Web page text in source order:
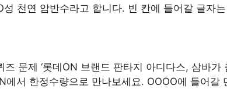
천연 암반수라고 합니다. 빈 칸에 들어갈 글자
즈 문제 ‘롯데ON 브랜드 판타지 아디다스, 삼바
서 한정수량으로 만나보세요. OOOO에 들어갈